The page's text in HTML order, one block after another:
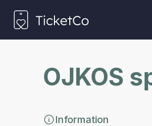
OJKOS
Information